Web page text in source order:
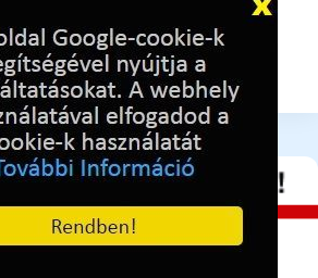
a konfliktust
ezelőtt 34